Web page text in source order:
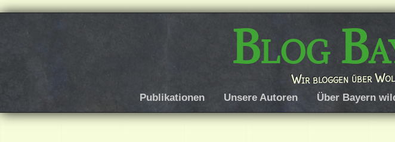
Blog
Wir bloggen über
Publikationen Unsere Autoren Über Bayern